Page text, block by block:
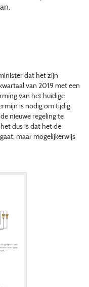
dat het zijn
van 2019 met een
van het huidige
is nodig om tijdig
nieuwe regeling te
dus is dat het de
maar mogelijkerwijs